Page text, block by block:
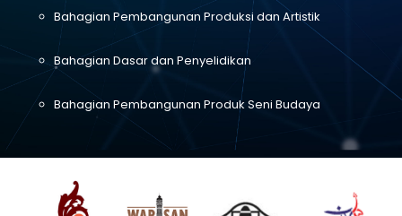
Bahagian Pembangunan Produksi dan Artistik
Bahagian Dasar dan Penyelidikan
Bahagian Pembangunan Produk Seni Budaya